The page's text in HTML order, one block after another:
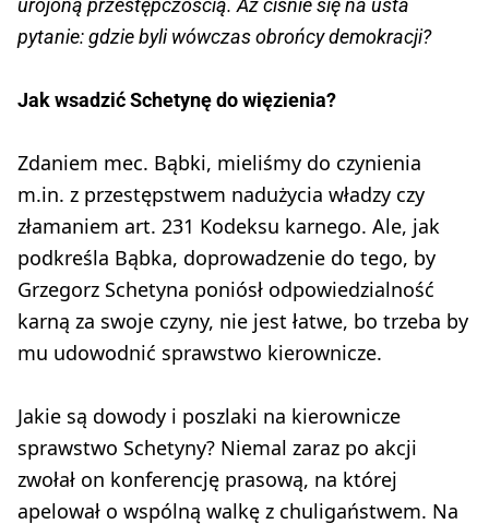
urojoną przestępczością. Aż ciśnie się na usta
pytanie: gdzie byli wówczas obrońcy demokracji?
Jak wsadzić Schetynę do więzienia?
Zdaniem mec. Bąbki, mieliśmy do czynienia
m.in. z przestępstwem nadużycia władzy czy
złamaniem art. 231 Kodeksu karnego. Ale, jak
podkreśla Bąbka, doprowadzenie do tego, by
Grzegorz Schetyna poniósł odpowiedzialność
karną za swoje czyny, nie jest łatwe, bo trzeba by
mu udowodnić sprawstwo kierownicze.
Jakie są dowody i poszlaki na kierownicze
sprawstwo Schetyny? Niemal zaraz po akcji
zwołał on konferencję prasową, na której
apelował o wspólną walkę z chuligaństwem. Na